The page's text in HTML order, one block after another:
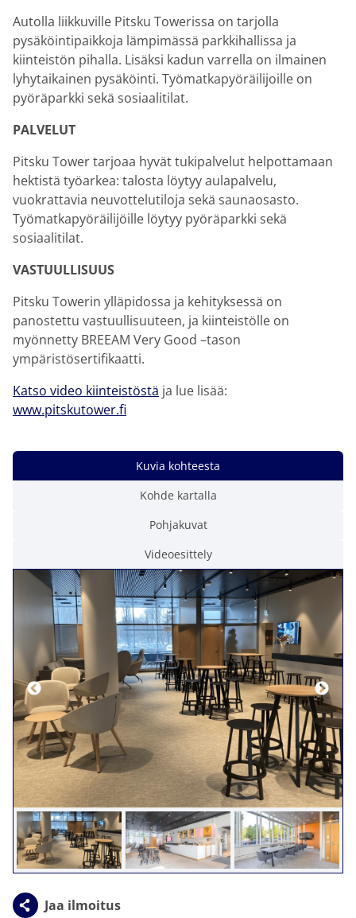
Autolla liikkuville Pitsku Towerissa on tarjolla
pysäköintipaikkoja lämpimässä parkkihallissa ja
kiinteistön pihalla. Lisäksi kadun varrella on ilmainen
lyhytaikainen pysäköinti. Työmatkapyöräilijoille on
pyöräparkki sekä sosiaalitilat.
PALVELUT
Pitsku Tower tarjoaa hyvät tukipalvelut helpottamaan
hektistä työarkea: talosta löytyy aulapalvelu,
vuokrattavia neuvottelutiloja sekä saunaosasto.
Työmatkapyöräilijöille löytyy pyöräparkki sekä
sosiaalitilat.
VASTUULLISUUS
Pitsku Towerin ylläpidossa ja kehityksessä on
panostettu vastuullisuuteen, ja kiinteistölle on
myönnetty BREEAM Very Good –tason
ympäristösertifikaatti.
Katso video kiinteistöstä ja lue lisää:
www.pitskutower.fi
Kuvia kohteesta
Kohde kartalla
Pohjakuvat
Videoesittely
Jaa ilmoitus